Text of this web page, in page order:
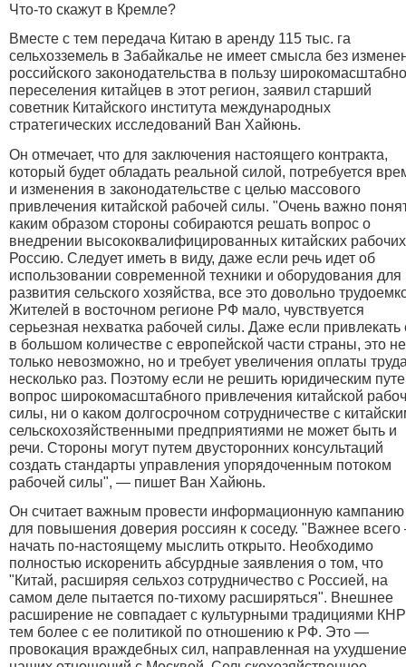
Что-то скажут в Кремле?
Вместе с тем передача Китаю в аренду 115 тыс. га
сельхозземель в Забайкалье не имеет смысла без
российского законодательства в пользу
переселения китайцев в этот регион, заявил старший
советник Китайского института международных
стратегических исследований Ван Хайюнь.
Он отмечает, что для заключения настоящего контракта,
который будет обладать реальной силой, потребуется
и изменения в законодательстве с целью массового
привлечения китайской рабочей силы. "Очень важно
каким образом стороны собираются решать вопрос о
внедрении высококвалифицированных китайских
Россию. Следует иметь в виду, даже если речь идет об
использовании современной техники и оборудования для
развития сельского хозяйства, все это довольно
Жителей в восточном регионе РФ мало, чувствуется
серьезная нехватка рабочей силы. Даже если привлекать
в большом количестве с европейской части страны, это не
только невозможно, но и требует увеличения оплаты
несколько раз. Поэтому если не решить юридическим
вопрос широкомасштабного привлечения китайской
силы, ни о каком долгосрочном сотрудничестве с
сельскохозяйственными предприятиями не может быть и
речи. Стороны могут путем двусторонних консультаций
создать стандарты управления упорядоченным потоком
рабочей силы", — пишет Ван Хайюнь.
Он считает важным провести информационную кампанию
для повышения доверия россиян к соседу. "Важнее
начать по-настоящему мыслить открыто. Необходимо
полностью искоренить абсурдные заявления о том, что
"Китай, расширяя сельхоз сотрудничество с Россией, на
самом деле пытается по-тихому расширяться". Внешнее
расширение не совпадает с культурными традициями
тем более с ее политикой по отношению к РФ. Это —
провокация враждебных сил, направленная на ухудшение